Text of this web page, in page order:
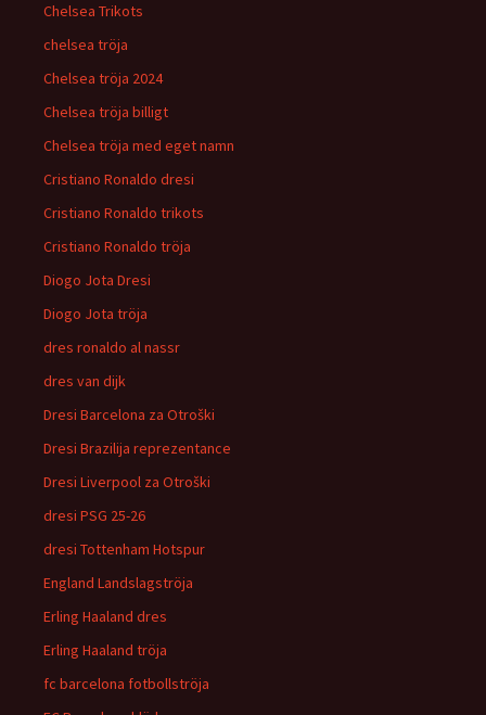
Chelsea Trikots
chelsea tröja
Chelsea tröja 2024
Chelsea tröja billigt
Chelsea tröja med eget namn
Cristiano Ronaldo dresi
Cristiano Ronaldo trikots
Cristiano Ronaldo tröja
Diogo Jota Dresi
Diogo Jota tröja
dres ronaldo al nassr
dres van dijk
Dresi Barcelona za Otroški
Dresi Brazilija reprezentance
Dresi Liverpool za Otroški
dresi PSG 25-26
dresi Tottenham Hotspur
England Landslagströja
Erling Haaland dres
Erling Haaland tröja
fc barcelona fotbollströja